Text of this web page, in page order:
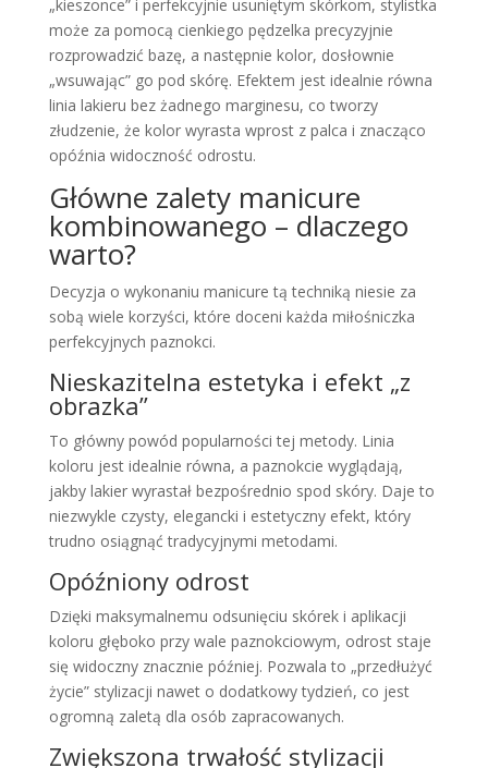
„kieszonce” i perfekcyjnie usuniętym skórkom, stylistka
może za pomocą cienkiego pędzelka precyzyjnie
rozprowadzić bazę, a następnie kolor, dosłownie
„wsuwając” go pod skórę. Efektem jest idealnie równa
linia lakieru bez żadnego marginesu, co tworzy
złudzenie, że kolor wyrasta wprost z palca i znacząco
opóźnia widoczność odrostu.
Główne zalety manicure
kombinowanego – dlaczego
warto?
Decyzja o wykonaniu manicure tą techniką niesie za
sobą wiele korzyści, które doceni każda miłośniczka
perfekcyjnych paznokci.
Nieskazitelna estetyka i efekt „z
obrazka”
To główny powód popularności tej metody. Linia
koloru jest idealnie równa, a paznokcie wyglądają,
jakby lakier wyrastał bezpośrednio spod skóry. Daje to
niezwykle czysty, elegancki i estetyczny efekt, który
trudno osiągnąć tradycyjnymi metodami.
Opóźniony odrost
Dzięki maksymalnemu odsunięciu skórek i aplikacji
koloru głęboko przy wale paznokciowym, odrost staje
się widoczny znacznie później. Pozwala to „przedłużyć
życie” stylizacji nawet o dodatkowy tydzień, co jest
ogromną zaletą dla osób zapracowanych.
Zwiększona trwałość stylizacji